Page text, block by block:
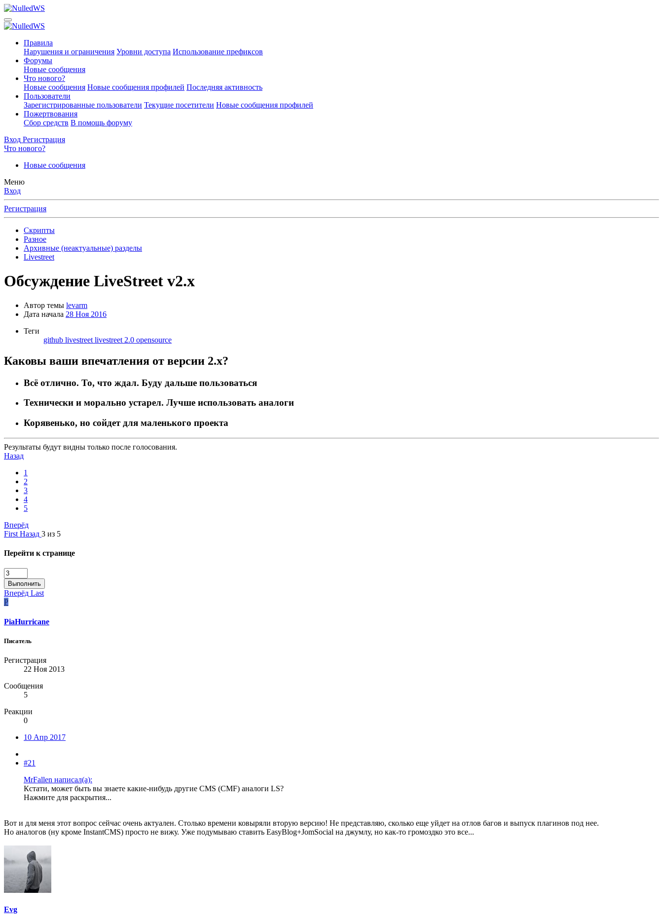
Правила
Нарушения и ограничения Уровни доступа Использование префиксов
Форумы
Новые сообщения
Что нового?
Новые сообщения Новые сообщения профилей Последняя активность
Пользователи
Зарегистрированные пользователи Текущие посетители Новые сообщения профилей
Пожертвования
Сбор средств В помощь форуму
Вход Регистрация
Что нового?
Новые сообщения
Меню
Вход
Регистрация
Скрипты
Разное
Архивные (неактуальные) разделы
Livestreet
Обсуждение LiveStreet v2.x
Автор темы levarm
Дата начала 28 Ноя 2016
Теги
github livestreet livestreet 2.0 opensource
Каковы ваши впечатления от версии 2.x?
Всё отлично. То, что ждал. Буду дальше пользоваться
Технически и морально устарел. Лучше использовать аналоги
Корявенько, но сойдет для маленького проекта
Результаты будут видны только после голосования.
Назад
1
2
3
4
5
Вперёд
First Назад 3 из 5
Перейти к странице
Выполнить
Вперёд Last
P
PiaHurricane
Писатель
Регистрация
22 Ноя 2013
Сообщения
5
Реакции
0
10 Апр 2017
#21
MrFallen написал(а):
Кстати, может быть вы знаете какие-нибудь другие CMS (CMF) аналоги LS?
Нажмите для раскрытия...
Вот и для меня этот вопрос сейчас очень актуален. Столько времени ковыряли вторую версию! Не представляю, сколько еще уйдет на отлов багов и выпуск плагинов под нее.
Но аналогов (ну кроме InstantCMS) просто не вижу. Уже подумываю ставить EasyBlog+JomSocial на джумлу, но как-то громоздко это все...
Evg